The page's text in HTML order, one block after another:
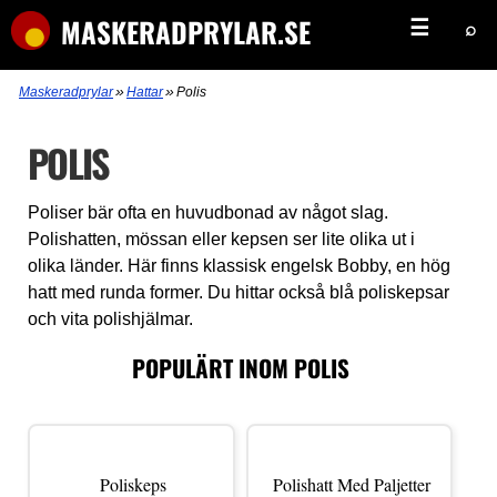
MASKERADPRYLAR.SE ☰ ⌕
Maskeradprylar»Hattar»Polis
POLIS
Poliser bär ofta en huvudbonad av något slag.
Polishatten, mössan eller kepsen ser lite olika ut i
olika länder. Här finns klassisk engelsk Bobby, en hög
hatt med runda former. Du hittar också blå poliskepsar
och vita polishjälmar.
POPULÄRT INOM POLIS
Poliskeps Polishatt Med Paljetter